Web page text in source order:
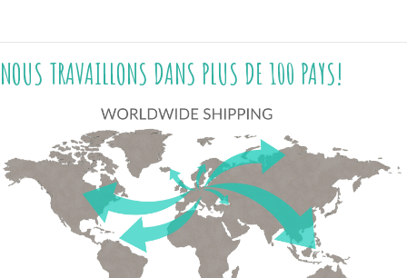
NOUS TRAVAILLONS DANS PLUS DE 100 PAYS!